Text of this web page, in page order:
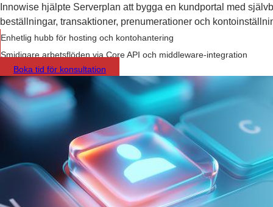
Innowise hjälpte Serverplan att bygga en kundportal med
beställningar, transaktioner, prenumerationer och
Enhetlig hubb för hosting och kontohantering
Smidigare arbetsflöden via Core API och middleware-integration
Boka tid för konsultation